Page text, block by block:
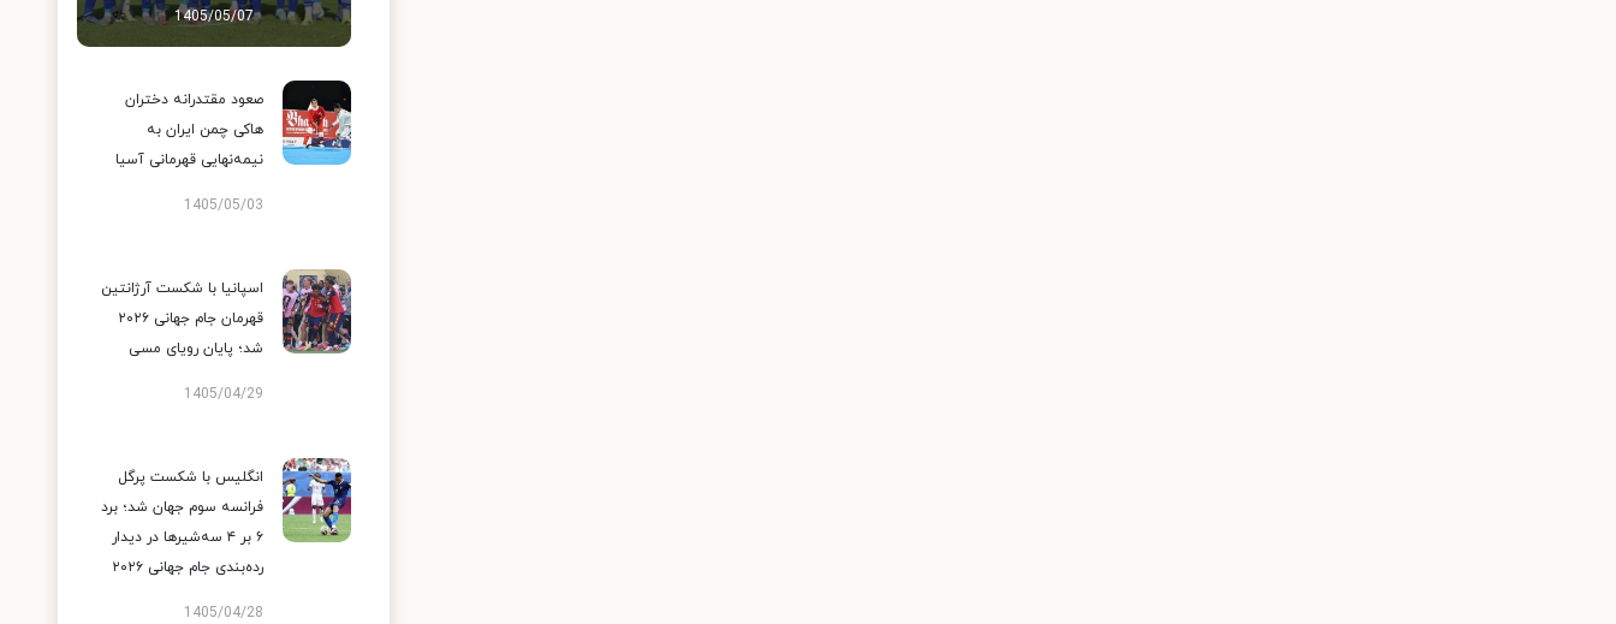
1405/05/07
صعود مقتدرانه دختران
هاکی چمن ایران به
نیمه‌نهایی قهرمانی آسیا
1405/05/03
اسپانیا با شکست آرژانتین
قهرمان جام جهانی ۲۰۲۶
شد؛ پایان رویای مسی
1405/04/29
انگلیس با شکست پرگل
فرانسه سوم جهان شد؛ برد
۶ بر ۴ سه‌شیرها در دیدار
رده‌بندی جام جهانی ۲۰۲۶
1405/04/28